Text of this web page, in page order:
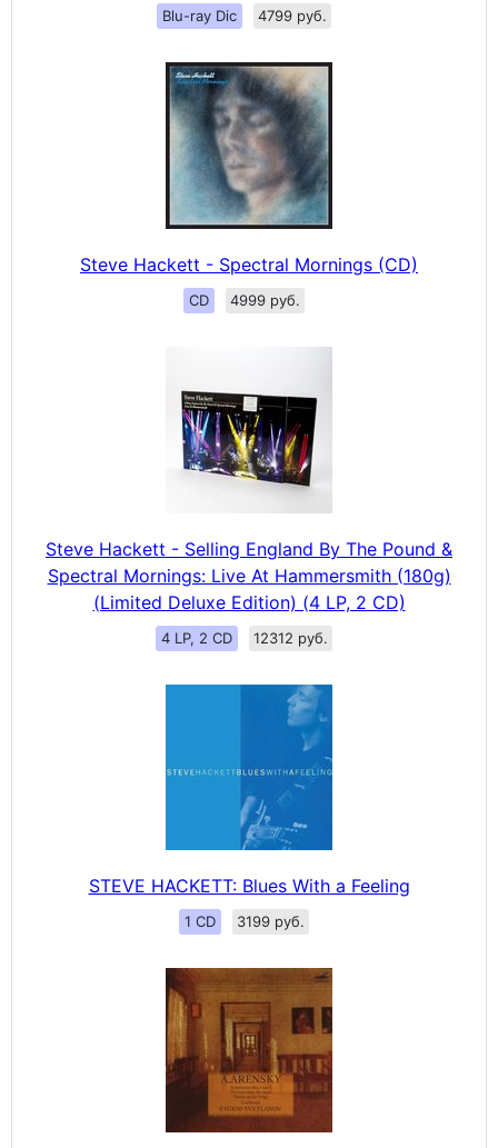
Blu-ray Dic 4799 руб.
Steve Hackett - Spectral Mornings (CD)
CD 4999 руб.
Steve Hackett - Selling England By The Pound &
Spectral Mornings: Live At Hammersmith (180g)
(Limited Deluxe Edition) (4 LP, 2 CD)
4 LP, 2 CD 12312 руб.
STEVE HACKETT: Blues With a Feeling
1 CD 3199 руб.